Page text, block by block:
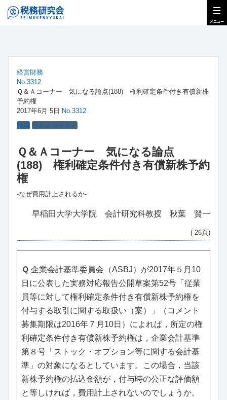
経営財務
No.3312
Ｑ＆Ａコーナー 気になる論点(188) 権利確定条件付き有償新株
予約権
2017年6月 5日 No.3312
解説 Ｑ＆Ａコーナー
Ｑ＆Ａコーナー 気になる論点
(188) 権利確定条件付き有償新株予約
権
‐なぜ費用計上されるか‐
早稲田大学大学院 会計研究科教授 秋葉 賢一
( 26頁)
Ｑ 企業会計基準委員会（ASBJ）が2017年５月10
日に公表した実務対応報告公開草案第52号「従業
員等に対して権利確定条件付き有償新株予約権を
付与する取引に関する取扱い（案）」（コメント
募集期限は2016年７月10日）によれば，所定の権
利確定条件付き有償新株予約権は，企業会計基準
第８号「ストック・オプション等に関する会計基
準」の対象になるとしています。この場合，当該
新株予約権の払込金額が，付与時の公正な評価額
と等しければ，費用計上されないのでしょうか。